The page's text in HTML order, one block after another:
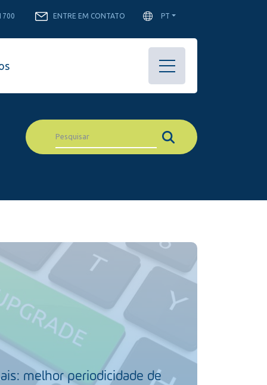
ENTRE EM CONTATO PT
melhor periodicidade de